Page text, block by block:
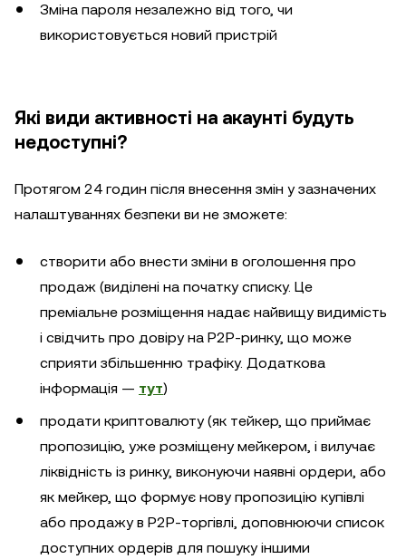
Зміна пароля незалежно від того, чи
використовується новий пристрій
Які види активності на акаунті будуть
недоступні?
Протягом 24 годин після внесення змін у зазначених
налаштуваннях безпеки ви не зможете:
створити або внести зміни в оголошення про
продаж (виділені на початку списку. Це
преміальне розміщення надає найвищу видимість
і свідчить про довіру на P2P-ринку, що може
сприяти збільшенню трафіку. Додаткова
інформація — тут)
продати криптовалюту (як тейкер, що приймає
пропозицію, уже розміщену мейкером, і вилучає
ліквідність із ринку, виконуючи наявні ордери, або
як мейкер, що формує нову пропозицію купівлі
або продажу в P2P-торгівлі, доповнюючи список
доступних ордерів для пошуку іншими